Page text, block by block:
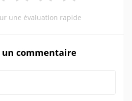
une évaluation rapide
un commentaire